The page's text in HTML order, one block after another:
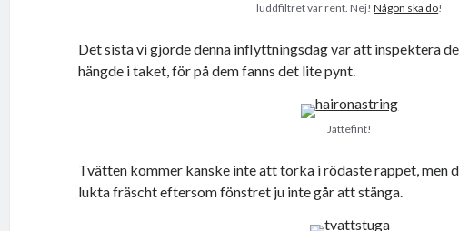
luddfiltret var rent. Nej!Någon ska dö!
Det sista vi gjorde denna inflyttningsdag var att inspektera
hängde i taket, för på dem fanns det lite pynt.
Jättefint!
Tvätten kommer kanske inte att torka i rödaste rappet, men
lukta fräscht eftersom fönstret ju inte går att stänga.